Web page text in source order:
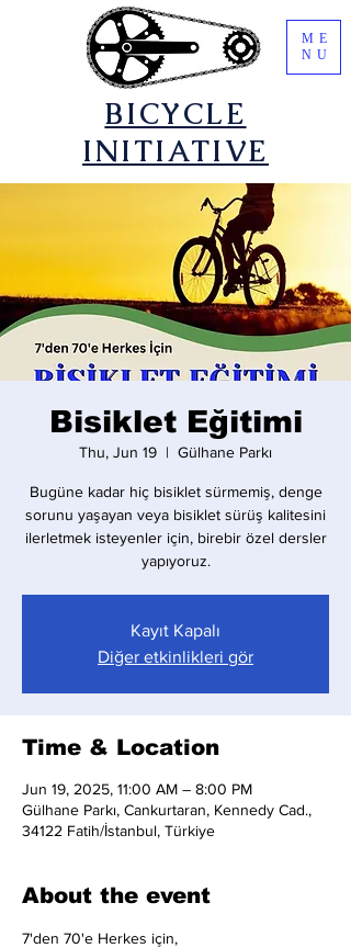
​BICYCLE
INITIATIVE
ME
NU
Bisiklet Eğitimi
Thu, Jun 19
  |
Gülhane Parkı
Bugüne kadar hiç bisiklet sürmemiş, denge
sorunu yaşayan veya bisiklet sürüş kalitesini
ilerletmek isteyenler için, birebir özel dersler
yapıyoruz.
Kayıt Kapalı
Diğer etkinlikleri gör
Time & Location
Jun 19, 2025, 11:00 AM – 8:00 PM
Gülhane Parkı, Cankurtaran, Kennedy Cad.,
34122 Fatih/İstanbul, Türkiye
About the event
7'den 70'e Herkes için,